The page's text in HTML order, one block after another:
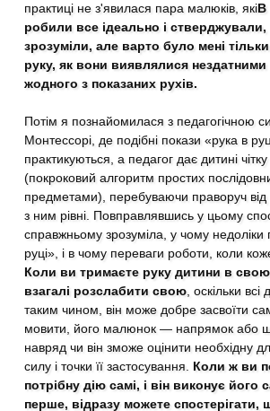
практиці не з'явилася пара малюків, якіВ
робили все ідеально і стверджували,
зрозуміли, але варто було мені
руку, як вони виявлялися нездатними
жодного з показаних рухів.
Потім я познайомилася з педагогічною
Монтессорі, де подібні покази «рука в
практикуються, а педагог дає дитині
(покроковий алгоритм простих
предметами), перебуваючи праворуч від
з ним рівні. Повправлявшись у цьому
справжньому зрозуміла, у чому недоліки
руці», і в чому переваги роботи, коли
Коли ви тримаєте руку дитини в
взагалі розслабити свою , оскільки всі
таким чином, він може добре засвоїти
мовити, його малюнок — напрямок або
навряд чи він зможе оцінити необхідну
силу і точки її застосування. Коли ж ви
потрібну дію самі, і він виконує його
перше, відразу можете спостерігати,